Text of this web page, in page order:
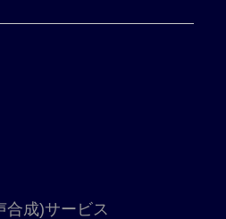
合成)サービス